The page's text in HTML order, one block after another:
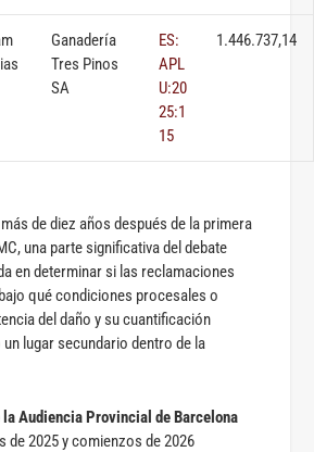
Ganadería
Tres Pinos
SA
ES:
APL
U:20
25:1
15
1.446.737,14
de diez años después de la primera
una parte significativa del debate
en determinar si las reclamaciones
qué condiciones procesales o
del daño y su cuantificación
lugar secundario dentro de la
Audiencia Provincial de Barcelona
de 2025 y comienzos de 2026